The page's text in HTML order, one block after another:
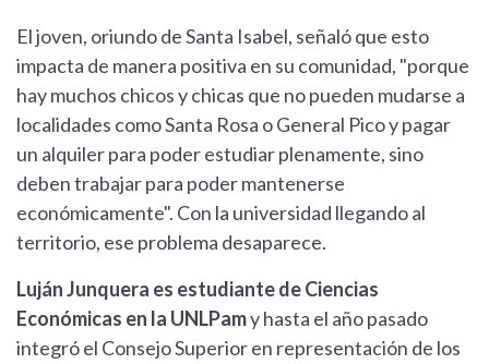
El joven, oriundo de Santa Isabel, señaló que esto
impacta de manera positiva en su comunidad, "porque
hay muchos chicos y chicas que no pueden mudarse a
localidades como Santa Rosa o General Pico y pagar
un alquiler para poder estudiar plenamente, sino
deben trabajar para poder mantenerse
económicamente". Con la universidad llegando al
territorio, ese problema desaparece.
Luján Junquera es estudiante de Ciencias
Económicas en la UNLPamy hasta el año pasado
integró el Consejo Superior en representación de los